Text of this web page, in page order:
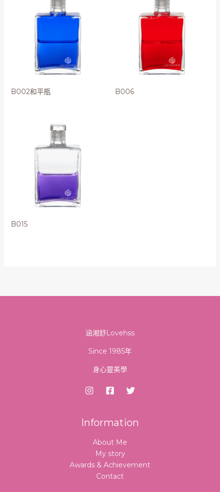
B002和平瓶 B006
B015
涵湘舒Lovehss
Since 1985年
身心靈美學
Information
About Me
My story
Awards & Achievement
Contact